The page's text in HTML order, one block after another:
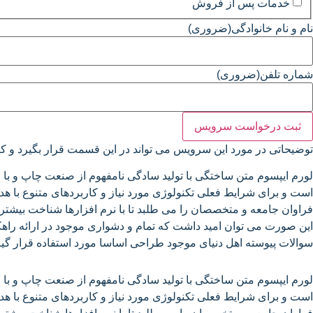
خدمات پس از فروش
نام و نام خانوادگی(ضروری)
شماره تلفن(ضروری)
توضیحاتی در مورد این سرویس می تواند در این قسمت قرار بگیرد
لورم ایپسوم متن ساختگی با تولید سادگی نامفهوم از صنعت چاپ و
است و برای شرایط فعلی تکنولوژی مورد نیاز و کاربردهای متنوع
فراوان جامعه و متخصصان را می طلبد تا با نرم افزارها شناخت
این صورت می توان امید داشت که تمام و دشواری موجود در ارائه
سوالات پیوسته اهل دنیای موجود طراحی اساسا مورد استفاده قرار
لورم ایپسوم متن ساختگی با تولید سادگی نامفهوم از صنعت چاپ و
است و برای شرایط فعلی تکنولوژی مورد نیاز و کاربردهای متنوع